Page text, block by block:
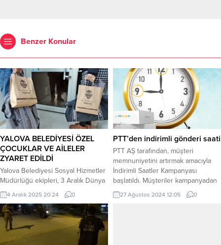
Benzer Konular
YALOVA BELEDİYESİ ÖZEL
ÇOCUKLAR VE AİLELER
ZYARET EDİLDİ
Yalova Belediyesi Sosyal Hizmetler
Müdürlüğü ekipleri, 3 Aralık Dünya
Engelliler Günü kapsamında özel
bireylere yönelik anlamlı bir çalışma
gerçekleştirdi. Ekipler, kent
genelinde ziyaret ettikleri özel
bireylere sürpriz hediyeler takdim
ederken aynı zamanda ücretsiz
4 Aralık 2025 20:24 0
PTT’den indirimli gönderi saati
PTT AŞ tarafından, müşteri
memnuniyetini artırmak amacıyla
İndirimli Saatler Kampanyası
başlatıldı. Müşteriler kampanyadan
faydalanarak gönderilerini yüzde
20 indirimli bir şekilde alıcılarına
27 Ağustos 2024 12:05 0